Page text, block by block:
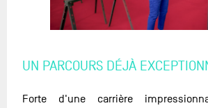
UN PARCOURS DÉJÀ
Forte d'une carrière